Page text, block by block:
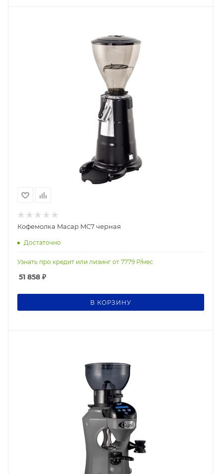
Кофемолка Macap MC7 черная
Достаточно
Узнать про кредит или лизинг от 7779 Р/мес
51 858 ₽
В КОРЗИНУ